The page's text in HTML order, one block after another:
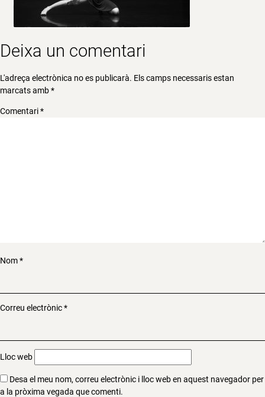
Deixa un comentari
L'adreça electrònica no es publicarà. Els camps necessaris estan
marcats amb*
Comentari*
Nom*
Correu electrònic*
Lloc web
Desa el meu nom, correu electrònic i lloc web en aquest navegador per
a la pròxima vegada que comenti.